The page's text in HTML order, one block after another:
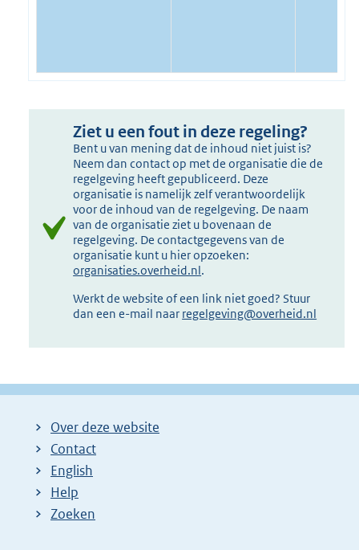
Ziet u een fout in deze regeling?
Bent u van mening dat de inhoud niet juist is?
Neem dan contact op met de organisatie die de
regelgeving heeft gepubliceerd. Deze
organisatie is namelijk zelf verantwoordelijk
voor de inhoud van de regelgeving. De naam
van de organisatie ziet u bovenaan de
regelgeving. De contactgegevens van de
organisatie kunt u hier opzoeken:
organisaties.overheid.nl.
Werkt de website of een link niet goed? Stuur
dan een e-mail naar regelgeving@overheid.nl
Over deze website
Contact
English
Help
Zoeken